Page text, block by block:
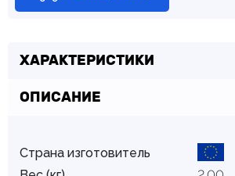
ХАРАКТЕРИСТИКИ
ОПИСАНИЕ
Страна изготовитель